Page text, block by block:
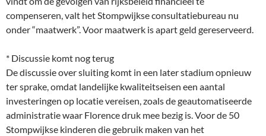
compenseren, valt het Stompwijkse consultatiebureau nu
onder “maatwerk”. Voor maatwerk is apart geld gereserveerd.
* Discussie komt nog terug
De discussie over sluiting komt in een later stadium opnieuw
ter sprake, omdat landelijke kwaliteitseisen een aantal
investeringen op locatie vereisen, zoals de geautomatiseerde
administratie waar Florence druk mee bezig is. Voor de 50
Stompwijkse kinderen die gebruik maken van het